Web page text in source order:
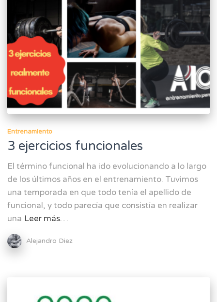
Entrenamiento
3 ejercicios funcionales
El término funcional ha ido evolucionando a lo largo
de los últimos años en el entrenamiento. Tuvimos
una temporada en que todo tenía el apellido de
funcional, y todo parecía que consistía en realizar
una Leer más…
Alejandro Diez